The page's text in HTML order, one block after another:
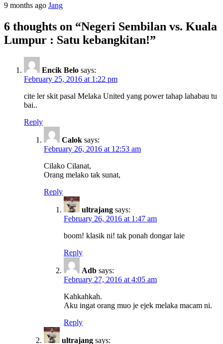
9 months ago Jang
6 thoughts on “Negeri Sembilan vs. Kuala
Lumpur : Satu kebangkitan!”
Encik Belo says:
February 25, 2016 at 1:22 pm
cite ler skit pasal Melaka United yang power tahap lahabau tu
bai..
Reply
Calok says:
February 26, 2016 at 12:53 am
Cilako Cilanat,
Orang melako tak sunat,
Reply
ultrajang says:
February 26, 2016 at 1:47 am
boom! klasik ni! tak ponah dongar laie
Reply
Adb says:
February 27, 2016 at 4:05 am
Kahkahkah.
Aku ingat orang muo je ejek melaka macam ni.
Reply
ultrajang says: